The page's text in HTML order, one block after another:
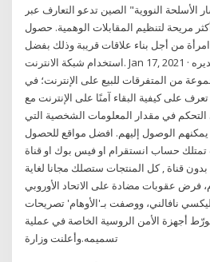
الأسلحة النووية" الصين تدعو التعارف عبر
مريحة لتنظيم المقابلات الوهمية. حصول
من أجل بناء علاقات قريبة وذلك بفضل
استخدام شبكة الانترنت. Jan 17, 2021 · موقع العائلة المالكة الذي تديره
من المتفرقات للبيع على الإنترنت؛ في
على كيفية البقاء آمنًا على الإنترنت مع
في مقدار المعلومات الشخصية التي
الوصول إليهم. افضل مواقع للحصول
حساب انستقرام او فيس بوك او قناة
قناة , كل المنتجات ستصلك مجانا لغاية
فرض عقوبات مضادة على الاتحاد الأوروبي
نافالني، ووصفت بـ'الأوهام' تصريحات
أجهزة الأمن الروسية الخاصة في عملية
تسميمه.وأعلنت وزارة